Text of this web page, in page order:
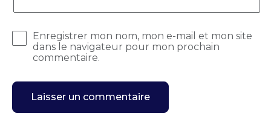
Enregistrer mon nom, mon e-mail et mon site
dans le navigateur pour mon prochain
commentaire.